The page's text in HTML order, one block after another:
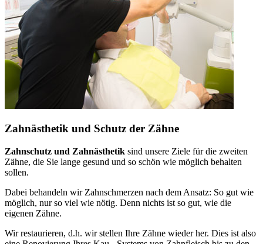
Zahnästhetik und Schutz der Zähne
Zahnschutz und Zahnästhetik sind unsere Ziele für die zweiten
Zähne, die Sie lange gesund und so schön wie möglich behalten
sollen.
Dabei behandeln wir Zahnschmerzen nach dem Ansatz: So gut wie
möglich, nur so viel wie nötig. Denn nichts ist so gut, wie die
eigenen Zähne.
Wir restaurieren, d.h. wir stellen Ihre Zähne wieder her. Dies ist also